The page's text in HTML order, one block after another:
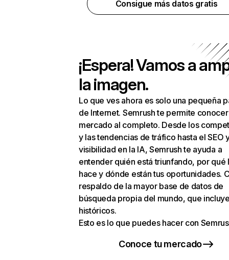
Consigue más datos gratis
¡Espera! Vamos a
la imagen.
Lo que ves ahora es solo una pequeña
de Internet. Semrush te permite
mercado al completo. Desde los
y las tendencias de tráfico hasta el SEO
visibilidad en la IA, Semrush te ayuda a
entender quién está triunfando, por qué
hace y dónde están tus oportunidades.
respaldo de la mayor base de datos de
búsqueda propia del mundo, que
históricos.
Esto es lo que puedes hacer con
Conoce tu mercado